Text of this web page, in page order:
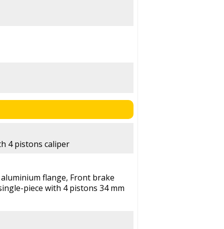
4 pistons caliper
flange, Front brake
piece with 4 pistons 34 mm